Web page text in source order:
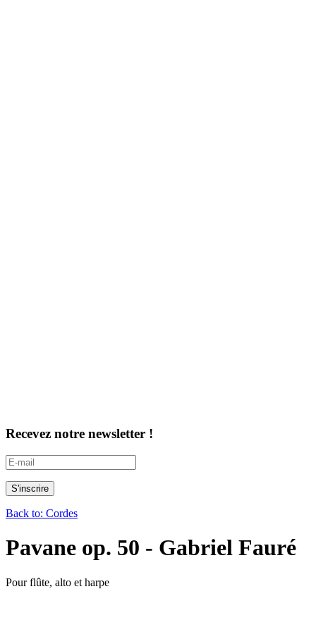
Recevez notre newsletter !
Back to: Cordes
Pavane op. 50 - Gabriel Fauré
Pour flûte, alto et harpe